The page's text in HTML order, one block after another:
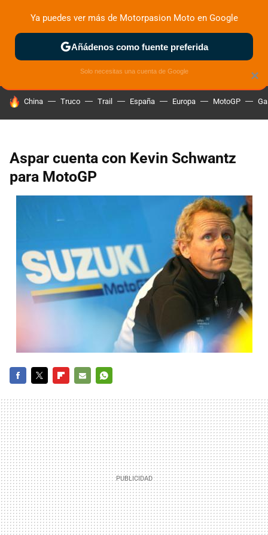
ZONA DE PRUEBAS DEPORTIVAS MOTOS ELÉCTRICAS
HOY SE HABLA DE
China Truco Trail España Europa MotoGP
Aspar cuenta con Kevin Schwantz
para MotoGP
MAIL
×
Ya puedes ver más de Motorpasion Moto en Google
Añádenos como fuente preferida
Solo necesitas una cuenta de Google